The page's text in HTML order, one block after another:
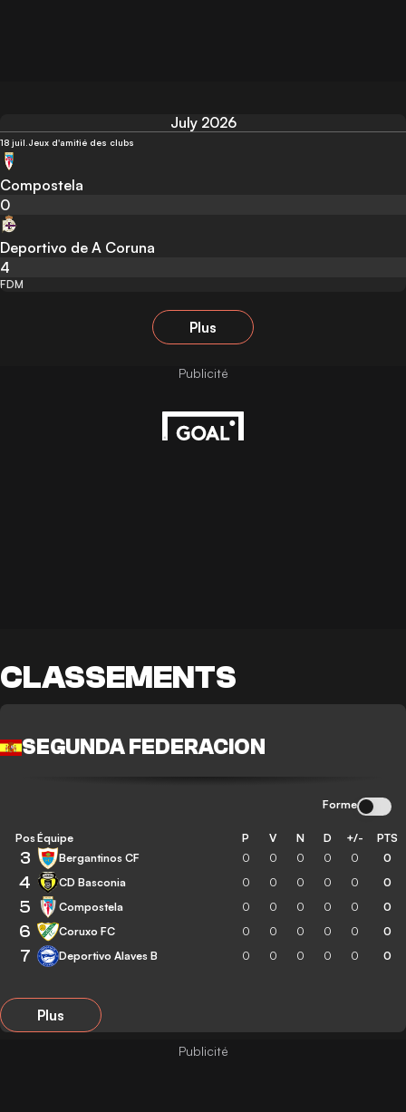
July 2026
18 juil. Jeux d'amitié des clubs
Compostela
0
Deportivo de A Coruna
4
FDM
Plus
CLASSEMENTS
SEGUNDA FEDERACION
Forme
Pos Équipe P V N D +/- PTS
3 Bergantinos CF 0 0 0 0 0 0
4 CD Basconia 0 0 0 0 0 0
5 Compostela 0 0 0 0 0 0
6 Coruxo FC 0 0 0 0 0 0
7 Deportivo Alaves B 0 0 0 0 0 0
Plus